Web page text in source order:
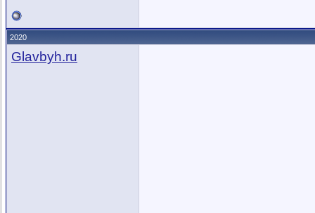
2020
Glavbyh.ru